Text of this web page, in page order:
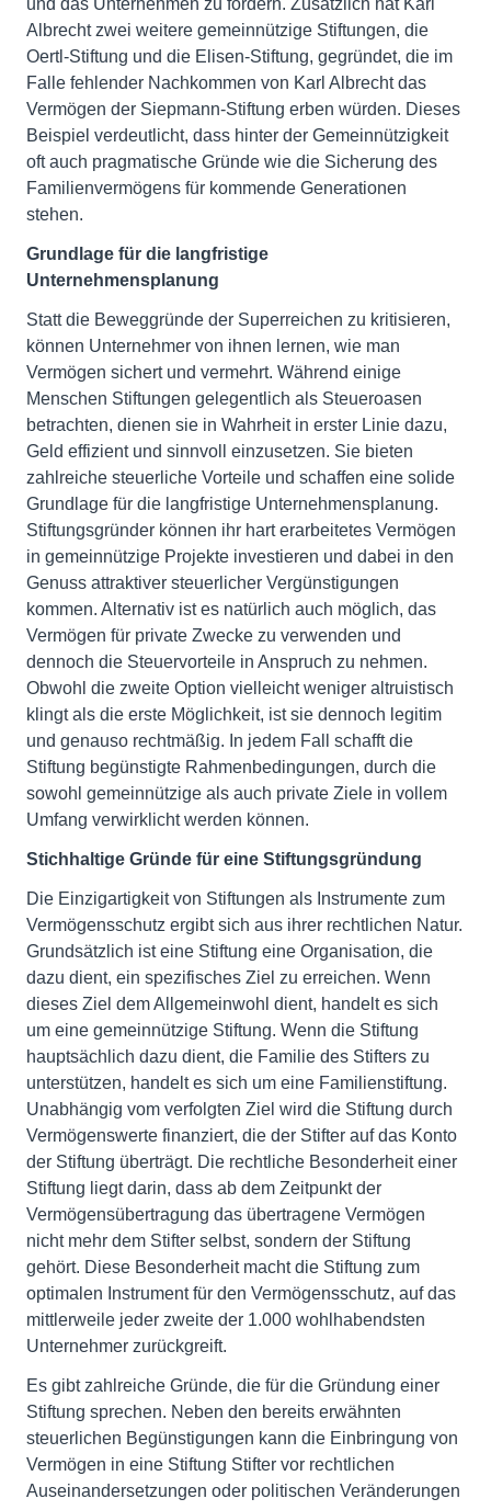
und das Unternehmen zu fördern. Zusätzlich hat Karl
Albrecht zwei weitere gemeinnützige Stiftungen, die
Oertl-Stiftung und die Elisen-Stiftung, gegründet, die im
Falle fehlender Nachkommen von Karl Albrecht das
Vermögen der Siepmann-Stiftung erben würden. Dieses
Beispiel verdeutlicht, dass hinter der Gemeinnützigkeit
oft auch pragmatische Gründe wie die Sicherung des
Familienvermögens für kommende Generationen
stehen.
Grundlage für die langfristige
Unternehmensplanung
Statt die Beweggründe der Superreichen zu kritisieren,
können Unternehmer von ihnen lernen, wie man
Vermögen sichert und vermehrt. Während einige
Menschen Stiftungen gelegentlich als Steueroasen
betrachten, dienen sie in Wahrheit in erster Linie dazu,
Geld effizient und sinnvoll einzusetzen. Sie bieten
zahlreiche steuerliche Vorteile und schaffen eine solide
Grundlage für die langfristige Unternehmensplanung.
Stiftungsgründer können ihr hart erarbeitetes Vermögen
in gemeinnützige Projekte investieren und dabei in den
Genuss attraktiver steuerlicher Vergünstigungen
kommen. Alternativ ist es natürlich auch möglich, das
Vermögen für private Zwecke zu verwenden und
dennoch die Steuervorteile in Anspruch zu nehmen.
Obwohl die zweite Option vielleicht weniger altruistisch
klingt als die erste Möglichkeit, ist sie dennoch legitim
und genauso rechtmäßig. In jedem Fall schafft die
Stiftung begünstigte Rahmenbedingungen, durch die
sowohl gemeinnützige als auch private Ziele in vollem
Umfang verwirklicht werden können.
Stichhaltige Gründe für eine Stiftungsgründung
Die Einzigartigkeit von Stiftungen als Instrumente zum
Vermögensschutz ergibt sich aus ihrer rechtlichen Natur.
Grundsätzlich ist eine Stiftung eine Organisation, die
dazu dient, ein spezifisches Ziel zu erreichen. Wenn
dieses Ziel dem Allgemeinwohl dient, handelt es sich
um eine gemeinnützige Stiftung. Wenn die Stiftung
hauptsächlich dazu dient, die Familie des Stifters zu
unterstützen, handelt es sich um eine Familienstiftung.
Unabhängig vom verfolgten Ziel wird die Stiftung durch
Vermögenswerte finanziert, die der Stifter auf das Konto
der Stiftung überträgt. Die rechtliche Besonderheit einer
Stiftung liegt darin, dass ab dem Zeitpunkt der
Vermögensübertragung das übertragene Vermögen
nicht mehr dem Stifter selbst, sondern der Stiftung
gehört. Diese Besonderheit macht die Stiftung zum
optimalen Instrument für den Vermögensschutz, auf das
mittlerweile jeder zweite der 1.000 wohlhabendsten
Unternehmer zurückgreift.
Es gibt zahlreiche Gründe, die für die Gründung einer
Stiftung sprechen. Neben den bereits erwähnten
steuerlichen Begünstigungen kann die Einbringung von
Vermögen in eine Stiftung Stifter vor rechtlichen
Auseinandersetzungen oder politischen Veränderungen